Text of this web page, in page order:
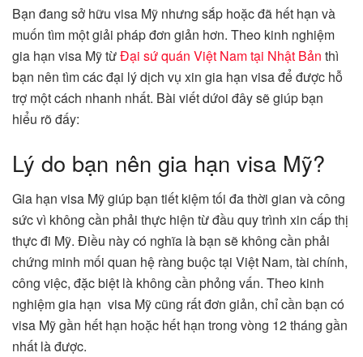
Bạn đang sở hữu visa Mỹ nhưng sắp hoặc đã hết hạn và
muốn tìm một giải pháp đơn giản hơn. Theo kinh nghiệm
gia hạn visa Mỹ từĐại sứ quán Việt Nam tại Nhật Bản thì
bạn nên tìm các đại lý dịch vụ xin gia hạn visa để được hỗ
trợ một cách nhanh nhất. Bài viết dứoi đây sẽ giúp bạn
hiểu rõ đấy:
Lý do bạn nên gia hạn visa Mỹ?
Gia hạn visa Mỹ giúp bạn tiết kiệm tối đa thời gian và công
sức vì không cần phải thực hiện từ đầu quy trình xin cấp thị
thực đi Mỹ. Điều này có nghĩa là bạn sẽ không cần phải
chứng minh mối quan hệ ràng buộc tại Việt Nam, tài chính,
công việc, đặc biệt là không cần phỏng vấn. Theo kinh
nghiệm gia hạn visa Mỹ cũng rất đơn giản, chỉ cần bạn có
visa Mỹ gần hết hạn hoặc hết hạn trong vòng 12 tháng gần
nhất là được.